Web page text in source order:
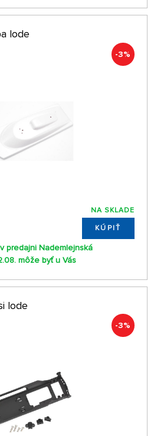
lode
-3%
NA SKLADE
KÚPIŤ
predajni Nademlejnská
môže byť u Vás
lode
-3%